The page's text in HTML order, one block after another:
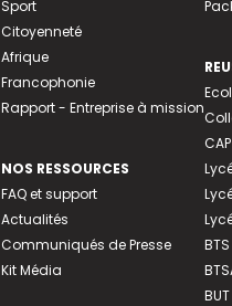
Sport
Citoyenneté
Afrique
Francophonie
Rapport - Entreprise à mission
NOS RESSOURCES
FAQ et support
Actualités
Communiqués de Presse
Kit Média
CAP
BTS
BUT